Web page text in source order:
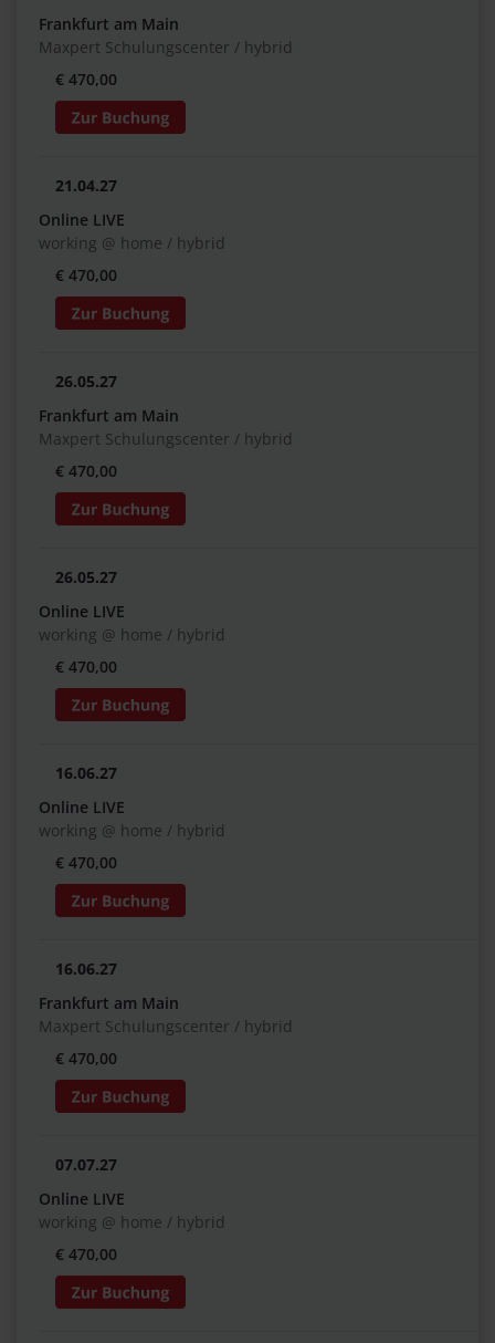
Frankfurt am Main
Maxpert Schulungscenter / hybrid
€ 470,00
21.04.27
Online LIVE
working @ home / hybrid
€ 470,00
26.05.27
Frankfurt am Main
Maxpert Schulungscenter / hybrid
€ 470,00
26.05.27
Online LIVE
working @ home / hybrid
€ 470,00
16.06.27
Online LIVE
working @ home / hybrid
€ 470,00
16.06.27
Frankfurt am Main
Maxpert Schulungscenter / hybrid
€ 470,00
07.07.27
Online LIVE
working @ home / hybrid
€ 470,00